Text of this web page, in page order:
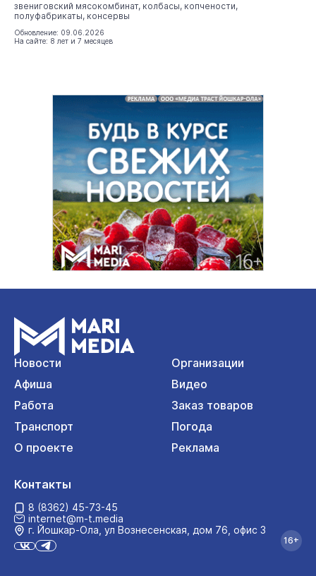
звениговский мясокомбинат, колбасы, копчености,
полуфабрикаты, консервы
Обновление: 09.06.2026
На сайте: 8 лет и 7 месяцев
Новости
Организации
Афиша
Видео
Работа
Заказ товаров
Транспорт
Погода
О проекте
Реклама
Контакты
8 (8362) 45-73-45
internet@m-t.media
г. Йошкар‑Ола, ул Вознесенская, дом 76, офис 3
16+